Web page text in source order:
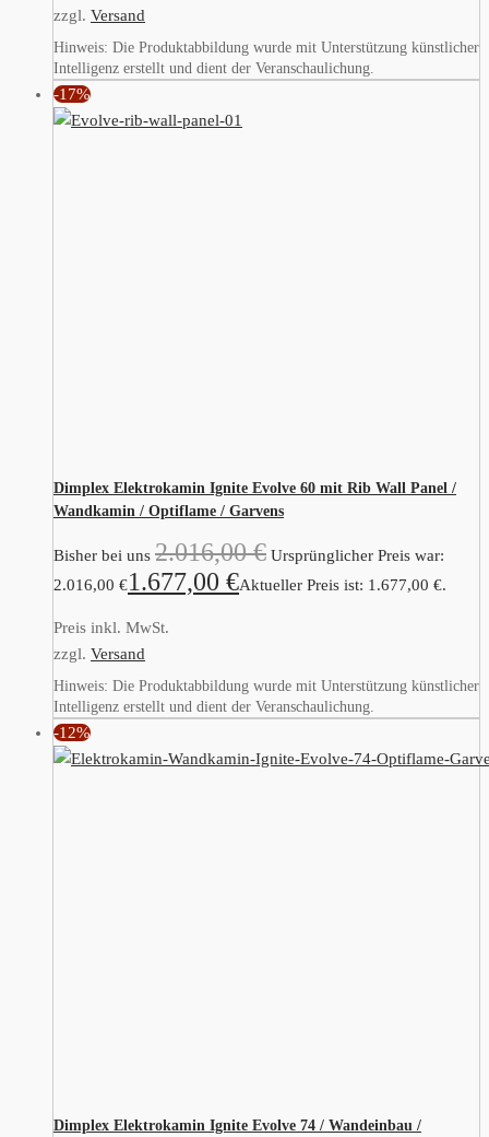
zzgl. Versand
Hinweis: Die Produktabbildung wurde mit Unterstützung künstlicher
Intelligenz erstellt und dient der Veranschaulichung.
-17%
Dimplex Elektrokamin Ignite Evolve 60 mit Rib Wall Panel /
Wandkamin / Optiflame / Garvens
Bisher bei uns 2.016,00€ Ursprünglicher Preis war:
2.016,00 €1.677,00 €Aktueller Preis ist: 1.677,00 €.
Preis inkl. MwSt.
zzgl. Versand
Hinweis: Die Produktabbildung wurde mit Unterstützung künstlicher
Intelligenz erstellt und dient der Veranschaulichung.
-12%
Dimplex Elektrokamin Ignite Evolve 74 / Wandeinbau /